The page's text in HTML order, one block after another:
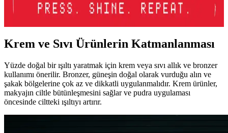
katan nemlendirici lip gloss ürünüdür. Kullanımı kolay ve taşınabilir
tasarımıyla öne çıkar.
Krem ve Sıvı Ürünlerin Katmanlanması
Yüzde doğal bir ışıltı yaratmak için krem veya sıvı allık ve bronzer
kullanımı önerilir. Bronzer, güneşin doğal olarak vurduğu alın ve
şakak bölgelerine çok az ve dikkatli uygulanmalıdır. Krem ürünler,
makyajın ciltle bütünleşmesini sağlar ve pudra uygulaması
öncesinde ciltteki ışıltıyı artırır.